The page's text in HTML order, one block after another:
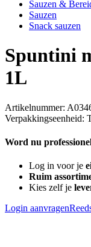
Sauzen &
Sauzen
Snack sauzen
Spuntini
1L
Artikelnummer:
Verpakkingseenheid:
Word nu
Log in voor je
Ruim
Kies zelf je
Login aanvragen